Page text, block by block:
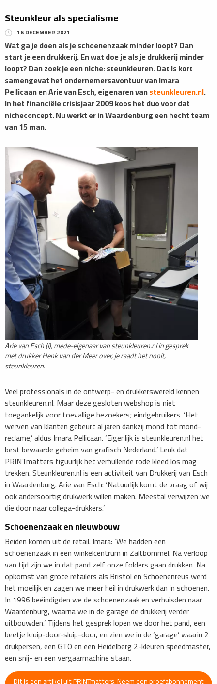
Steunkleur als specialisme
16 DECEMBER 2021
Wat ga je doen als je schoenenzaak minder loopt? Dan
start je een drukkerij. En wat doe je als je drukkerij minder
loopt? Dan zoek je een niche: steunkleuren. Dat is kort
samengevat het ondernemersavontuur van Imara
Pellicaan en Arie van Esch, eigenaren vansteunkleuren.nl.
In het financiële crisisjaar 2009 koos het duo voor dat
nicheconcept. Nu werkt er in Waardenburg een hecht team
van 15 man.
Arie van Esch (l), mede-eigenaar van steunkleuren.nl in gesprek
met drukker Henk van der Meer over, je raadt het nooit,
steunkleuren.
Veel professionals in de ontwerp- en drukkerswereld kennen
steunkleuren.nl. Maar deze gesloten webshop is niet
toegankelijk voor toevallige bezoekers; eindgebruikers. ‘Het
werven van klanten gebeurt al jaren dankzij mond tot mond-
reclame,’ aldus Imara Pellicaan. ‘Eigenlijk is steunkleuren.nl het
best bewaarde geheim van grafisch Nederland.’ Leuk dat
PRINTmatters figuurlijk het verhullende rode kleed los mag
trekken. Steunkleuren.nl is een activiteit van Drukkerij van Esch
in Waardenburg. Arie van Esch: ‘Natuurlijk komt de vraag of wij
ook andersoortig drukwerk willen maken. Meestal verwijzen we
die door naar collega-drukkers.’
Schoenenzaak en nieuwbouw
Beiden komen uit de retail. Imara: ‘We hadden een
schoenenzaak in een winkelcentrum in Zaltbommel. Na verloop
van tijd zijn we in dat pand zelf onze folders gaan drukken. Na
opkomst van grote retailers als Bristol en Schoenenreus werd
het moeilijk en zagen we meer heil in drukwerk dan in schoenen.
In 1996 beëindigden we de schoenenzaak en verhuisden naar
Waardenburg, waarna we in de garage de drukkerij verder
uitbouwden.’ Tijdens het gesprek lopen we door het pand, een
beetje kruip-door-sluip-door, en zien we in de ‘garage’ waarin 2
drukpersen, een GTO en een Heidelberg 2-kleuren speedmaster,
een snij- en een vergaarmachine staan.
Dit is een artikel uit PRINTmatters. Neem een proefabonnement